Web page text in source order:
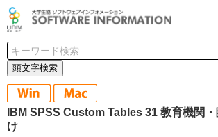
頭文字検索
IBM SPSS Custom Tables 31 教育機関
け